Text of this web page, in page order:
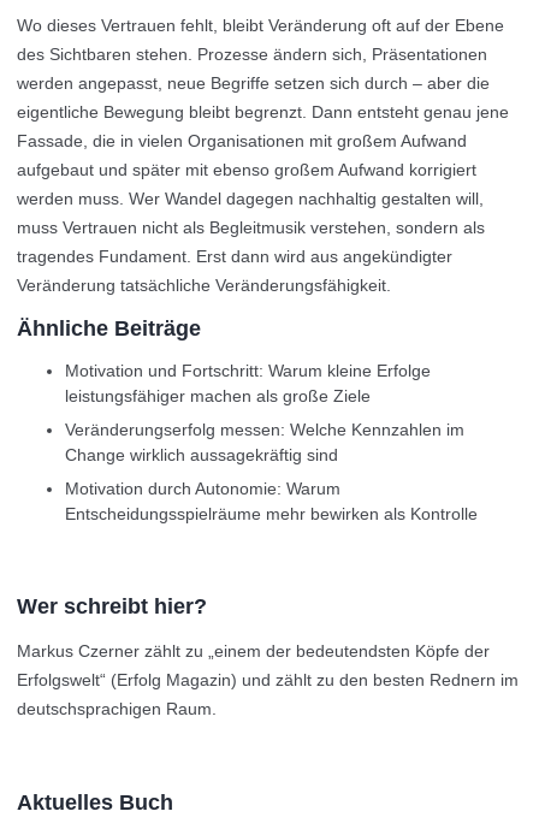
Wo dieses Vertrauen fehlt, bleibt Veränderung oft auf der Ebene
des Sichtbaren stehen. Prozesse ändern sich, Präsentationen
werden angepasst, neue Begriffe setzen sich durch – aber die
eigentliche Bewegung bleibt begrenzt. Dann entsteht genau jene
Fassade, die in vielen Organisationen mit großem Aufwand
aufgebaut und später mit ebenso großem Aufwand korrigiert
werden muss. Wer Wandel dagegen nachhaltig gestalten will,
muss Vertrauen nicht als Begleitmusik verstehen, sondern als
tragendes Fundament. Erst dann wird aus angekündigter
Veränderung tatsächliche Veränderungsfähigkeit.
Ähnliche Beiträge
Motivation und Fortschritt: Warum kleine Erfolge
leistungsfähiger machen als große Ziele
Veränderungserfolg messen: Welche Kennzahlen im
Change wirklich aussagekräftig sind
Motivation durch Autonomie: Warum
Entscheidungsspielräume mehr bewirken als Kontrolle
Wer schreibt hier?
Markus Czerner zählt zu „einem der bedeutendsten Köpfe der
Erfolgswelt“ (Erfolg Magazin) und zählt zu den besten Rednern im
deutschsprachigen Raum.
Aktuelles Buch